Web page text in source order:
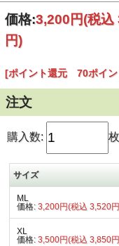
レーヨン90％、ポリ
フィットするやわら
でほんとオススメです
そしてなんといって
です！
MLサイズはMサイズ
イズ感。XLサイズは
とした作りになってい
とにかく国産品では
特に定番中の定番ブ
リッシュに描かれた
とです。
ざっくり着られて、
ズやレギンス、ガウ
ッシュな大人感が完
フラのレッスンはも
ちゃう優秀な1着。こ
す♪
価格:3,200円(税込
円)
[ポイント還元 70ポイン
注文
購入数: 枚
サイズ
ML
価格:3,200円(税込 3,520
XL
価格:3,500円(税込 3,850